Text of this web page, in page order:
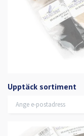
Upptäck sortiment